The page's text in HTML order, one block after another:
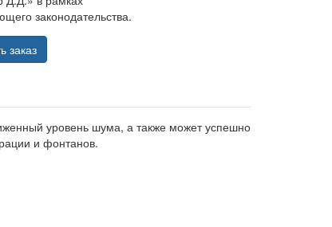
законодательства.
заказ
уровень шума, а также может успешно
и фонтанов.